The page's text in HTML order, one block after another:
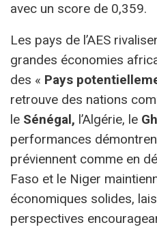
avec un score de 0,359.
Les pays de l’AES
grandes économies
des « Pays
retrouve des nations
le Sénégal, l’Algérie, le
performances
préviennent comme en
Faso et le Niger
économiques solides,
perspectives